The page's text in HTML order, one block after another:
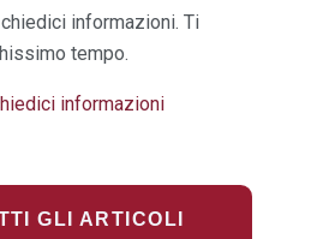
informazioni. Ti
tempo.
informazioni
GLI ARTICOLI